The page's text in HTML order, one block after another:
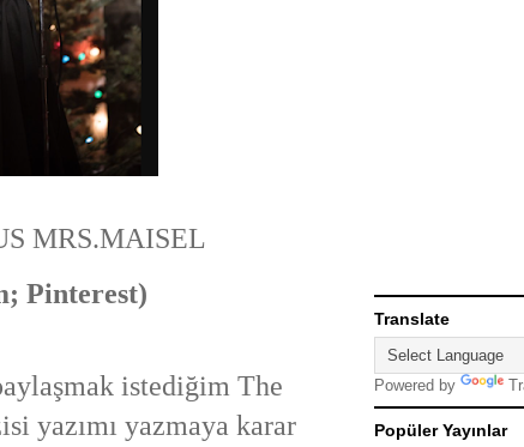
MRS.MAISEL
Pinterest)
istediğim The
yazımı yazmaya karar
Translate
Powered by
Popüler Yayınlar